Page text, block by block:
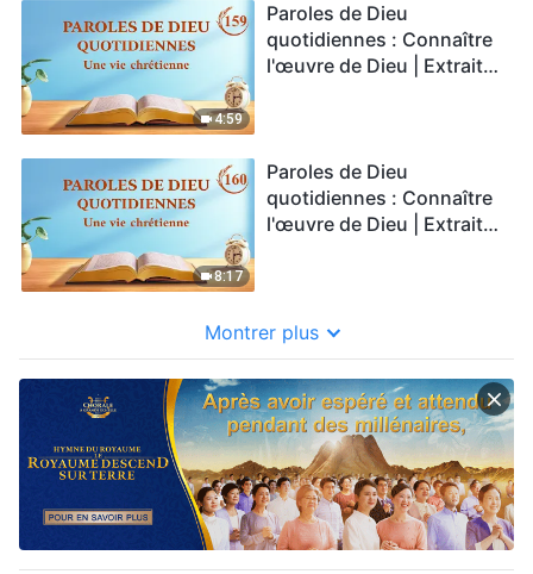
4:59
Paroles de Dieu
quotidiennes : Connaître
l'œuvre de Dieu | Extrait
8:17
Paroles de Dieu
quotidiennes : Connaître
l'œuvre de Dieu | Extrait
Montrer plus